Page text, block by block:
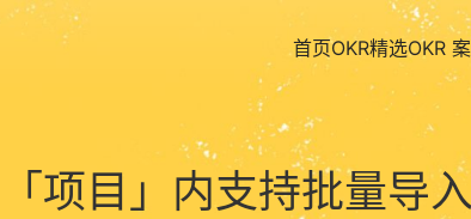
首页OKR精选OKR
项目」内支持批量导